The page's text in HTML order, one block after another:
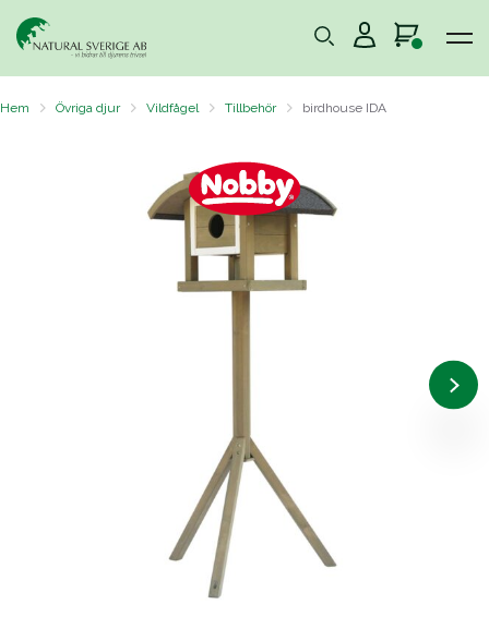
Hem Övriga djur Vildfågel Tillbehör birdhouse IDA